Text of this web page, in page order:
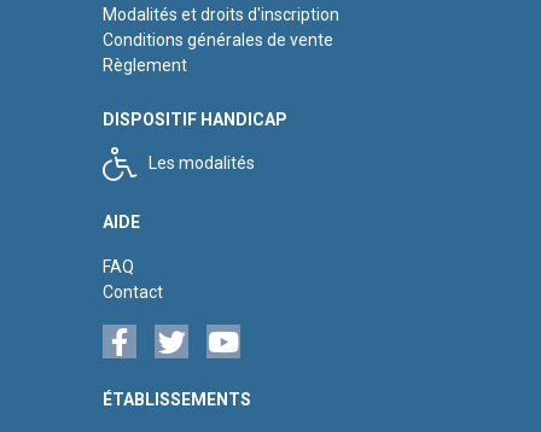
Modalités et droits d'inscription
Conditions générales de vente
Règlement
DISPOSITIF HANDICAP
Les modalités
AIDE
FAQ
Contact
ÉTABLISSEMENTS